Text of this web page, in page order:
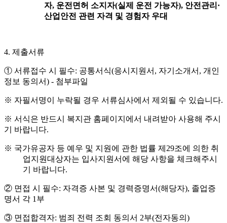
자, 운전면허 소지자(실제 운전 가능자), 안전관리 ·
산업안전 관련 자격 및 경험자 우대
4. 제출서류
① 서류접수 시 필수: 공통서식(응시지원서 , 자기소개서 , 개인
정보 동의서) - 첨부파일
※ 자필서명이 누락될 경우 서류심사에서 제외될 수 있습니다.
※ 서식은 반드시 복지관 홈페이지에서 내려받아 사용해 주시
기 바랍니다.
※ 국가유공자 등 예우 및 지원에 관한 법률 제 29조에 의한 취
업지원대상자는 입사지원서에 해당 사항을 체크해주시
기 바랍니다.
② 면접 시 필수: 자격증 사본 및 경력증명서(해당자), 졸업증
명서 각 1 부
③ 면접합격자: 범죄 전력 조회 동의서 2부(전자동의 )